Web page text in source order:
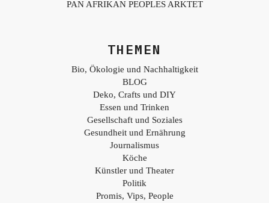
PAN AFRIKAN PEOPLES ARKTET
THEMEN
Bio, Ökologie und Nachhaltigkeit
BLOG
Deko, Crafts und DIY
Essen und Trinken
Gesellschaft und Soziales
Gesundheit und Ernährung
Journalismus
Köche
Künstler und Theater
Politik
Promis, Vips, People